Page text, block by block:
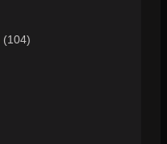
(104)